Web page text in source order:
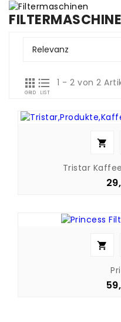
Relevanz

GRID

LIST
1 - 2 von 2

Tristar
